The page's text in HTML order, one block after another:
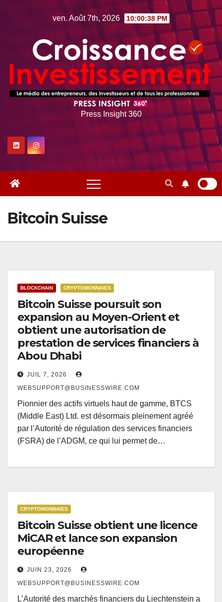
ven. Août 7th, 2026 10:00:39 PM
Press Insight 360
Bitcoin Suisse
BLOCKCHAIN CRYPTOMONNAIES
Bitcoin Suisse poursuit son
expansion au Moyen-Orient et
obtient une autorisation de
prestation de services financiers à
Abou Dhabi
JUIL 7, 2026
WEBSUPPORT@BUSINESSWIRE.COM
Pionnier des actifs virtuels haut de gamme, BTCS
(Middle East) Ltd. est désormais pleinement agréé
par l’Autorité de régulation des services financiers
(FSRA) de l’ADGM, ce qui lui permet de…
CRYPTOMONNAIES
Bitcoin Suisse obtient une licence
MiCAR et lance son expansion
européenne
JUIN 23, 2026
WEBSUPPORT@BUSINESSWIRE.COM
L’Autorité des marchés financiers du Liechtenstein a